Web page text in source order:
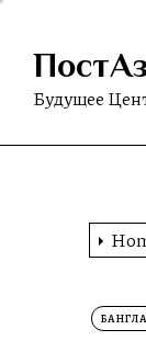
Skip
contentБудущее